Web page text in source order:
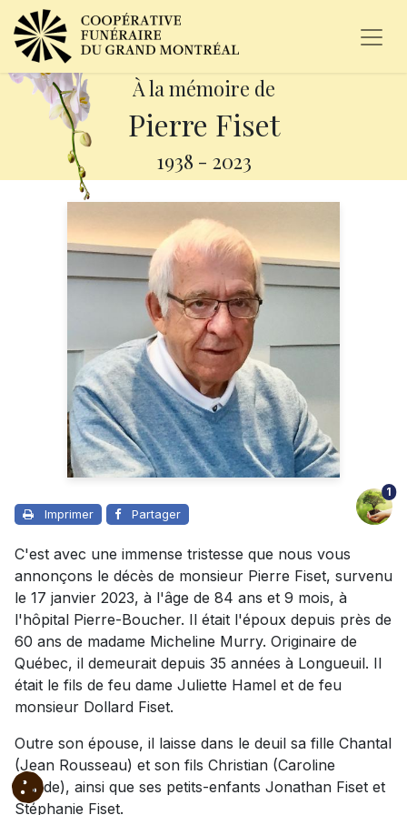
À la mémoire de
Pierre Fiset
1938 - 2023
Imprimer Partager
1
C'est avec une immense tristesse que nous vous
annonçons le décès de monsieur Pierre Fiset, survenu
le 17 janvier 2023, à l'âge de 84 ans et 9 mois, à
l'hôpital Pierre-Boucher. Il était l'époux depuis près de
60 ans de madame Micheline Murry. Originaire de
Québec, il demeurait depuis 35 années à Longueuil. Il
était le fils de feu dame Juliette Hamel et de feu
monsieur Dollard Fiset.
Outre son épouse, il laisse dans le deuil sa fille Chantal
(Jean Rousseau) et son fils Christian (Caroline
Valade), ainsi que ses petits-enfants Jonathan Fiset et
Stéphanie Fiset.